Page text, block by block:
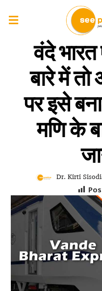
वंदे
बारे में
पर इसे
मणि के
Dr. Kirti